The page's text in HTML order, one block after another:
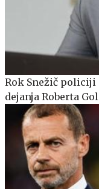
Rok Snežič
dejanja Roberta